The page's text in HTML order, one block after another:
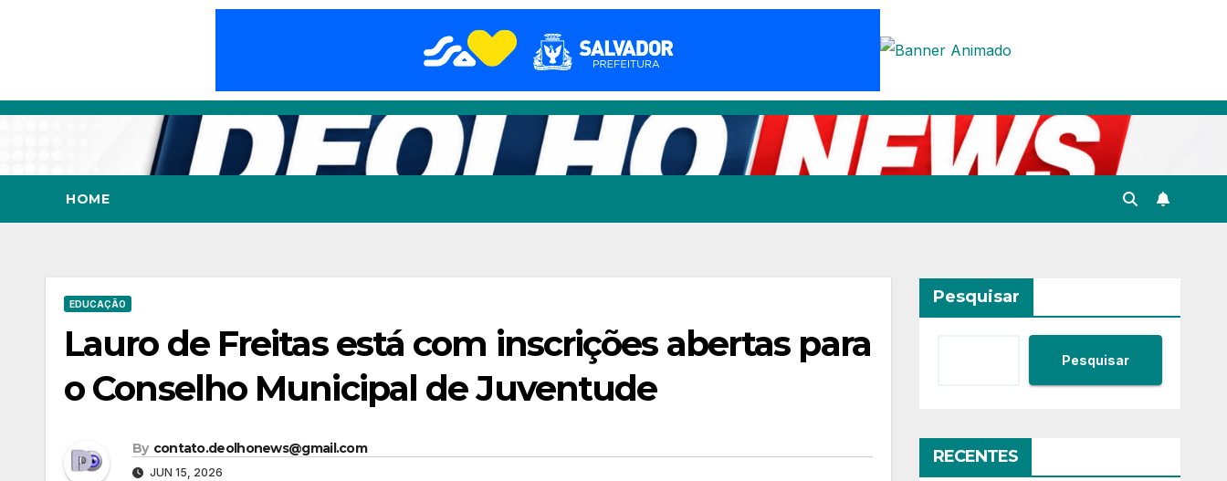
Skip
HOME
EDUCAÇÃO
Lauro de Freitas está com inscrições abertas para
o Conselho Municipal de Juventude
By contato.deolhonews@gmail.com
JUN 15, 2026
Pesquisar
Pesquisar
RECENTES